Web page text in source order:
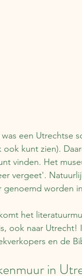
was een Utrechtse
ook kunt zien).
vinden. Het
vergeet'.
genoemd worden
het
ook naar Utrecht!
en de
in